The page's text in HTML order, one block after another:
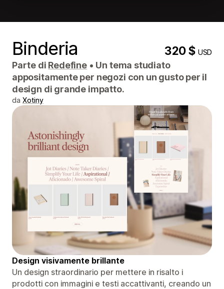
Binderia 320 $USD
Parte di Redefine • Un tema studiato
appositamente per negozi con un gusto per il
design di grande impatto.
da Xotiny
Design visivamente brillante
Un design straordinario per mettere in risalto i
prodotti con immagini e testi accattivanti, creando un